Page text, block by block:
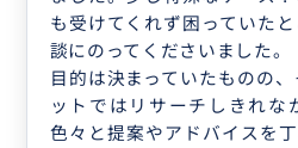
も受けてくれず困っていた
談にのってくださいました。
目的は決まっていたものの
ットではリサーチしきれな
色々と提案やアドバイスを